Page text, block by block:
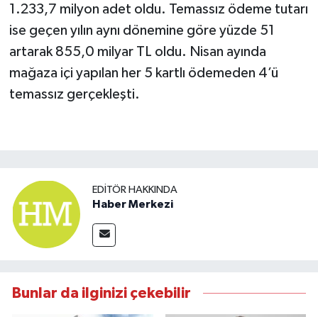
1.233,7 milyon adet oldu. Temassız ödeme tutarı
ise geçen yılın aynı dönemine göre yüzde 51
artarak 855,0 milyar TL oldu. Nisan ayında
mağaza içi yapılan her 5 kartlı ödemeden 4’ü
temassız gerçekleşti.
EDITÖR HAKKINDA
Haber Merkezi
Bunlar da ilginizi çekebilir